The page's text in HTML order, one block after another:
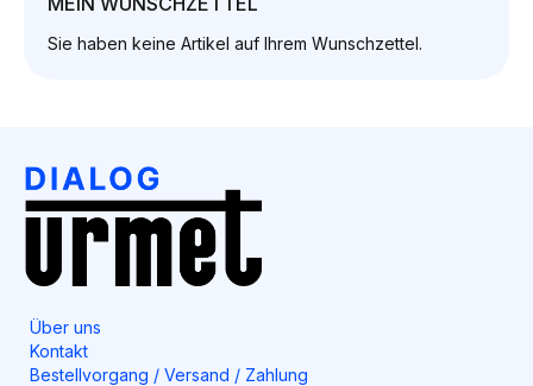
Sie haben keine Artikel auf Ihrem Wunschzettel.
Über uns
Kontakt
Bestellvorgang / Versand / Zahlung